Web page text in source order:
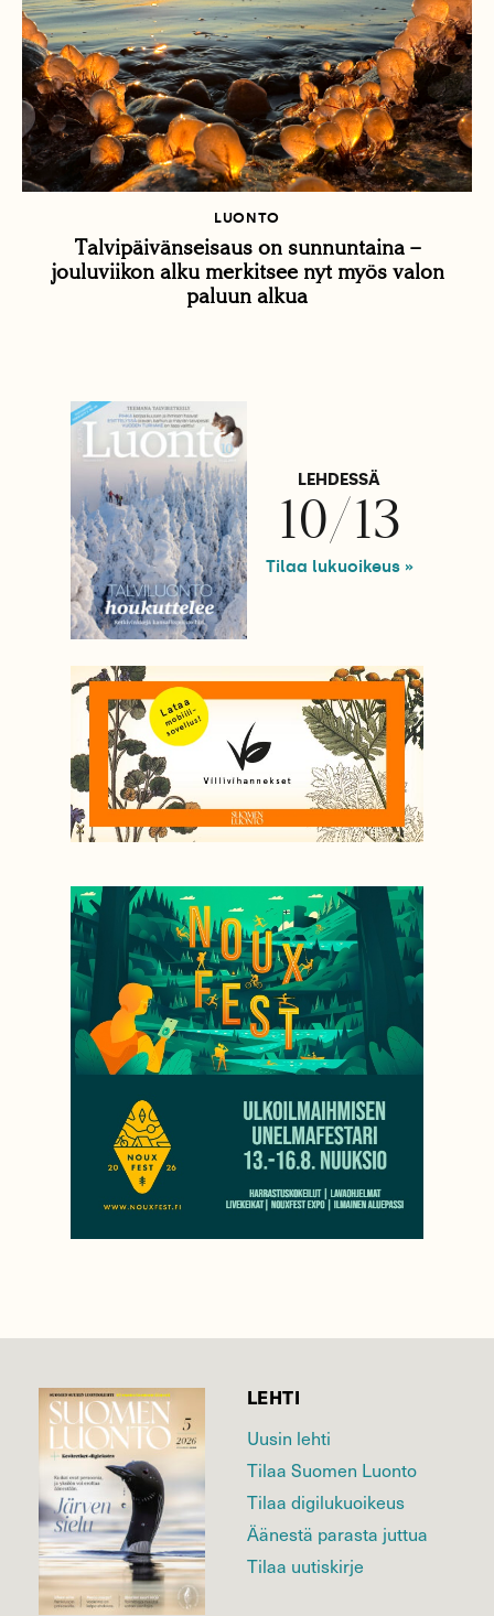
LUONTO
Talvipäivänseisaus on sunnuntaina –
jouluviikon alku merkitsee nyt myös valon
paluun alkua
LEHDESSÄ
10/13
Tilaa lukuoikeus »
LEHTI
Uusin lehti
Tilaa Suomen Luonto
Tilaa digilukuoikeus
Äänestä parasta juttua
Tilaa uutiskirje